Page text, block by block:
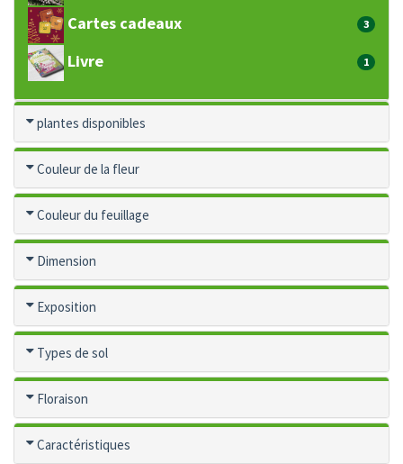
Cartes cadeaux 3
Livre 1
plantes disponibles
Couleur de la fleur
Couleur du feuillage
Dimension
Exposition
Types de sol
Floraison
Caractéristiques